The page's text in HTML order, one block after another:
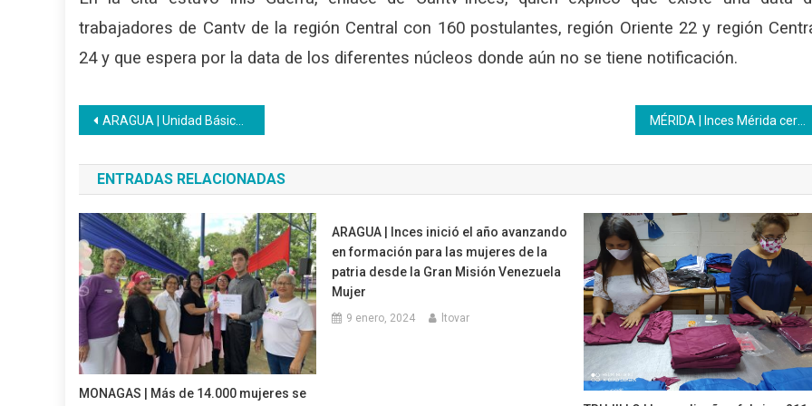
trabajadores de Cantv de la región Central con 160 postulantes, región Oriente 22 y región
24 y que espera por la data de los diferentes núcleos donde aún no se tiene notificación.
Navegación
de
entradas
ARAGUA | Unidad Básica cierra el año con jornada de trabajo desde Alimentos Kellogg’s
ENTRADAS RELACIONADAS
MONAGAS | Más de 14.000 mujeres se
ARAGUA | Inces inició el año avanzando
en formación para las mujeres de la
patria desde la Gran Misión Venezuela
Mujer
9 enero, 2024 ltovar